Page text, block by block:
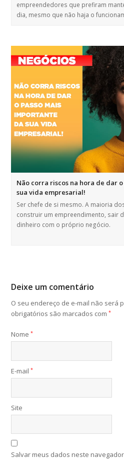
empreendedores que prefiram
dia, mesmo que não haja o
Não corra riscos na hora de dar
sua vida empresarial!
Ser chefe de si mesmo. A maioria
construir um empreendimento, sair
dinheiro com o próprio negócio.
Deixe um comentário
O seu endereço de e-mail não será
obrigatórios são marcados com*
Nome*
E-mail*
Site
Salvar meus dados neste